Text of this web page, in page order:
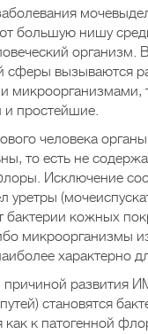
большую нишу
организм.
сферы вызываются
микроорганизмами,
и простейшие.
человека
то есть не
Исключение
уретры
бактерии кожных
микроорганизмы
характерно
причиной развития
становятся
как к патогенной